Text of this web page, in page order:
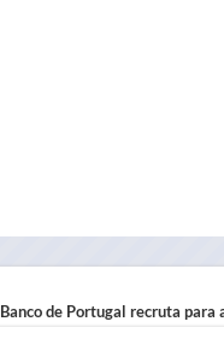
Banco de Portugal recruta para